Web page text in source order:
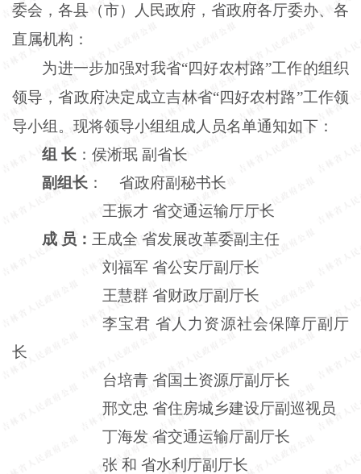
委会，各县（市）人民政府，省政府各厅委办、各
直属机构：
为进一步加强对我省“四好农村路”工作的组织
领导，省政府决定成立吉林省“四好农村路”工作领
导小组。现将领导小组组成人员名单通知如下：
组 长 ：侯淅珉 副省长
副组长 ：
省政府副秘书长
王振才 省交通运输厅厅长
成 员： 王成全 省发展改革委副主任
刘福军 省公安厅副厅长
王慧群 省财政厅副厅长
李宝君 省人力资源社会保障厅副厅
长
台培青 省国土资源厅副厅长
邢文忠 省住房城乡建设厅副巡视员
丁海发 省交通运输厅副厅长
张 和 省水利厅副厅长